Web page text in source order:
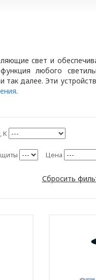
свет и
любого
так далее. Эти
.
K
Цена
Сбросить